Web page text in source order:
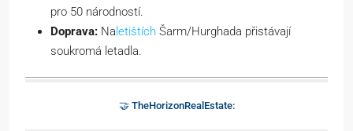
pro 50 národností.
Doprava: Na letištích Šarm/Hurghada přistávají
soukromá letadla.
🤝 TheHorizonRealEstate: